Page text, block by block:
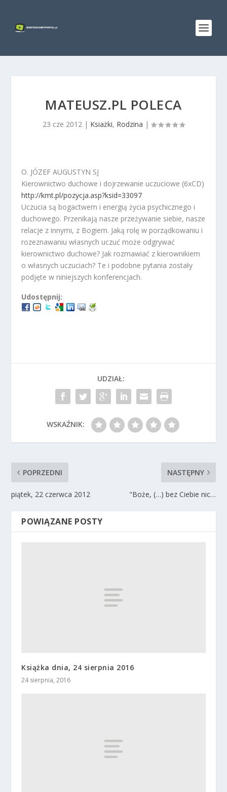
MATEUSZ.PL POLECA
23 cze 2012 | Ksiażki, Rodzina |
O. JÓZEF AUGUSTYN SJ
Kierownictwo duchowe i dojrzewanie uczuciowe (6xCD)
http://kmt.pl/pozycja.asp?ksid=33097
Uczucia są bogactwem i energią życia psychicznego i
duchowego. Przenikają nasze przeżywanie siebie, nasze
relacje z innymi, z Bogiem. Jaką rolę w porządkowaniu i
rozeznawaniu własnych uczuć może odgrywać
kierownictwo duchowe? Jak rozmawiać z kierownikiem
o własnych uczuciach? Te i podobne pytania zostały
podjęte w niniejszych konferencjach.
Udostępnij:
UDZIAŁ:
WSKAŹNIK:
POPRZEDNI
piątek, 22 czerwca 2012
NASTĘPNY
"Boże, (…) bez Ciebie nic…
POWIĄZANE POSTY
Książka dnia, 24 sierpnia 2016
24 sierpnia, 2016